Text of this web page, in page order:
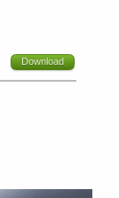
Download